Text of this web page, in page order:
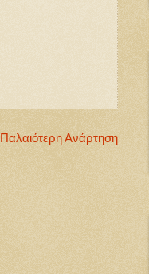
Παλαιότερη Ανάρτηση